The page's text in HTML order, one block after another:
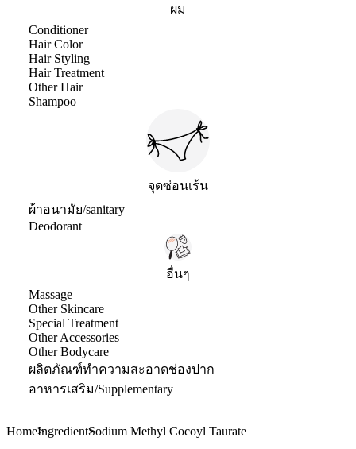
ผม
Conditioner
Hair Color
Hair Styling
Hair Treatment
Other Hair
Shampoo
จุดซ่อนเร้น
ผ้าอนามัย/sanitary
Deodorant
อื่นๆ
Massage
Other Skincare
Special Treatment
Other Accessories
Other Bodycare
ผลิตภัณฑ์ทำความสะอาดช่องปาก
อาหารเสริม/Supplementary
HomeIngredientSodium Methyl Cocoyl Taurate